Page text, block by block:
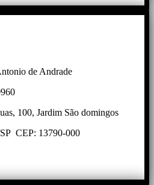
de Andrade
100, Jardim São domingos
SP CEP: 13790-000